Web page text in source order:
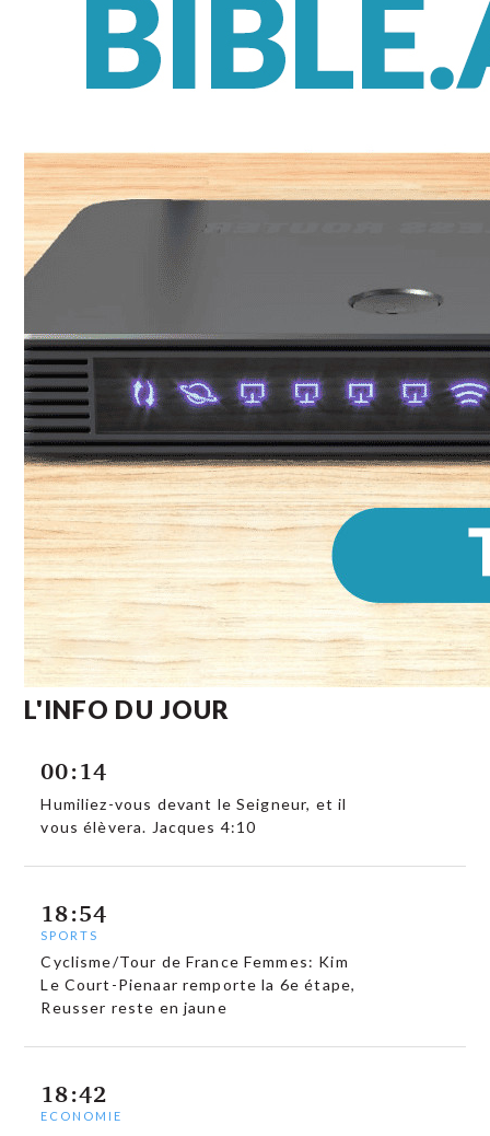
L'INFO DU JOUR
00:14
Humiliez-vous devant le Seigneur, et il
vous élèvera. Jacques 4:10
18:54
SPORTS
Cyclisme/Tour de France Femmes: Kim
Le Court-Pienaar remporte la 6e étape,
Reusser reste en jaune
18:42
ECONOMIE